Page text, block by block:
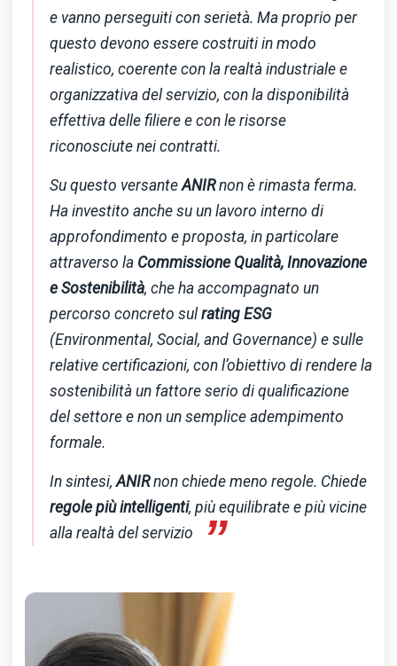
e vanno perseguiti con serietà. Ma proprio per
questo devono essere costruiti in modo
realistico, coerente con la realtà industriale e
organizzativa del servizio, con la disponibilità
effettiva delle filiere e con le risorse
riconosciute nei contratti.
Su questo versanteANIRnon è rimasta ferma.
Ha investito anche su un lavoro interno di
approfondimento e proposta, in particolare
attraverso la Commissione Qualità, Innovazione
e Sostenibilità, che ha accompagnato un
percorso concreto sulrating ESG
(Environmental, Social, and Governance) e sulle
relative certificazioni, con l’obiettivo di rendere la
sostenibilità un fattore serio di qualificazione
del settore e non un semplice adempimento
formale.
In sintesi,ANIRnon chiede meno regole. Chiede
regole più intelligenti, più equilibrate e più vicine
alla realtà del servizio
”